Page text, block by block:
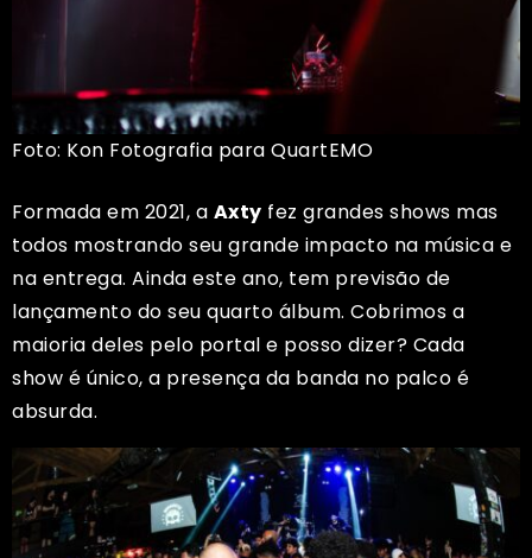
Foto: Kon Fotografia para QuartEMO
Formada em 2021, a Axty fez grandes shows mas
todos mostrando seu grande impacto na música e
na entrega. Ainda este ano, tem previsão de
lançamento do seu quarto álbum. Cobrimos a
maioria deles pelo portal e posso dizer? Cada
show é único, a presença da banda no palco é
absurda.